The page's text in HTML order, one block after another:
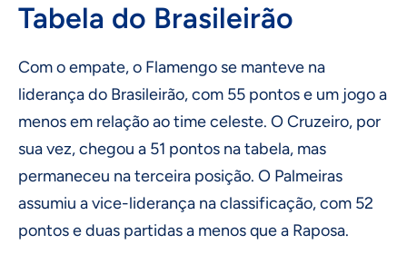
Tabela do Brasileirão
Com o empate, o Flamengo se manteve na
liderança do Brasileirão, com 55 pontos e um jogo a
menos em relação ao time celeste. O Cruzeiro, por
sua vez, chegou a 51 pontos na tabela, mas
permaneceu na terceira posição. O Palmeiras
assumiu a vice-liderança na classificação, com 52
pontos e duas partidas a menos que a Raposa.